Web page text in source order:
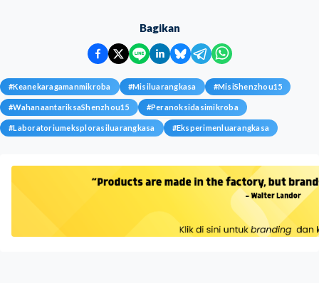
Bagikan
#Keanekaragamanmikroba #Misiluarangkasa #MisiShenzhou15
#WahanaantariksaShenzhou15 #Peranoksidasimikroba
#Laboratoriumeksplorasiluarangkasa #Eksperimenluarangkasa